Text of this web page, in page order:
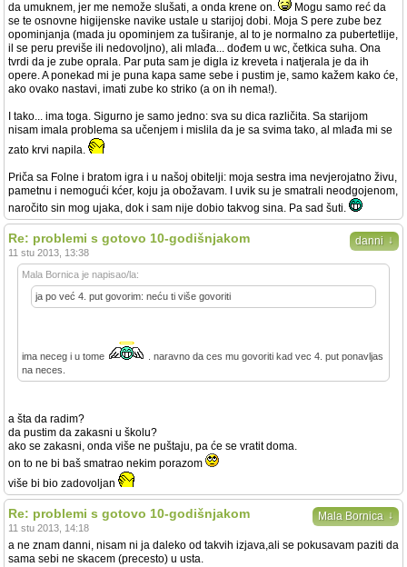
da umuknem, jer me nemože slušati, a onda krene on.
Mogu samo reć da
se te osnovne higijenske navike ustale u starijoj dobi. Moja S pere zube bez
opominjanja (mada ju opominjem za tuširanje, al to je normalno za pubertetlije,
il se peru previše ili nedovoljno), ali mlađa... dođem u wc, četkica suha. Ona
tvrdi da je zube oprala. Par puta sam je digla iz kreveta i natjerala je da ih
opere. A ponekad mi je puna kapa same sebe i pustim je, samo kažem kako će,
ako ovako nastavi, imati zube ko striko (a on ih nema!).
I tako... ima toga. Sigurno je samo jedno: sva su dica različita. Sa starijom
nisam imala problema sa učenjem i mislila da je sa svima tako, al mlađa mi se
zato krvi napila.
Priča sa Folne i bratom igra i u našoj obitelji: moja sestra ima nevjerojatno živu,
pametnu i nemogući kćer, koju ja obožavam. I uvik su je smatrali neodgojenom,
naročito sin mog ujaka, dok i sam nije dobio takvog sina. Pa sad šuti.
danni ↓
Re: problemi s gotovo 10-godišnjakom
11 stu 2013, 13:38
Mala Bornica je napisao/la:
ja po već 4. put govorim: neću ti više govoriti
ima neceg i u tome
. naravno da ces mu govoriti kad vec 4. put ponavljas
na neces.
a šta da radim?
da pustim da zakasni u školu?
ako se zakasni, onda više ne puštaju, pa će se vratit doma.
on to ne bi baš smatrao nekim porazom
više bi bio zadovoljan
Mala Bornica ↓
Re: problemi s gotovo 10-godišnjakom
11 stu 2013, 14:18
a ne znam danni, nisam ni ja daleko od takvih izjava,ali se pokusavam paziti da
sama sebi ne skacem (precesto) u usta.